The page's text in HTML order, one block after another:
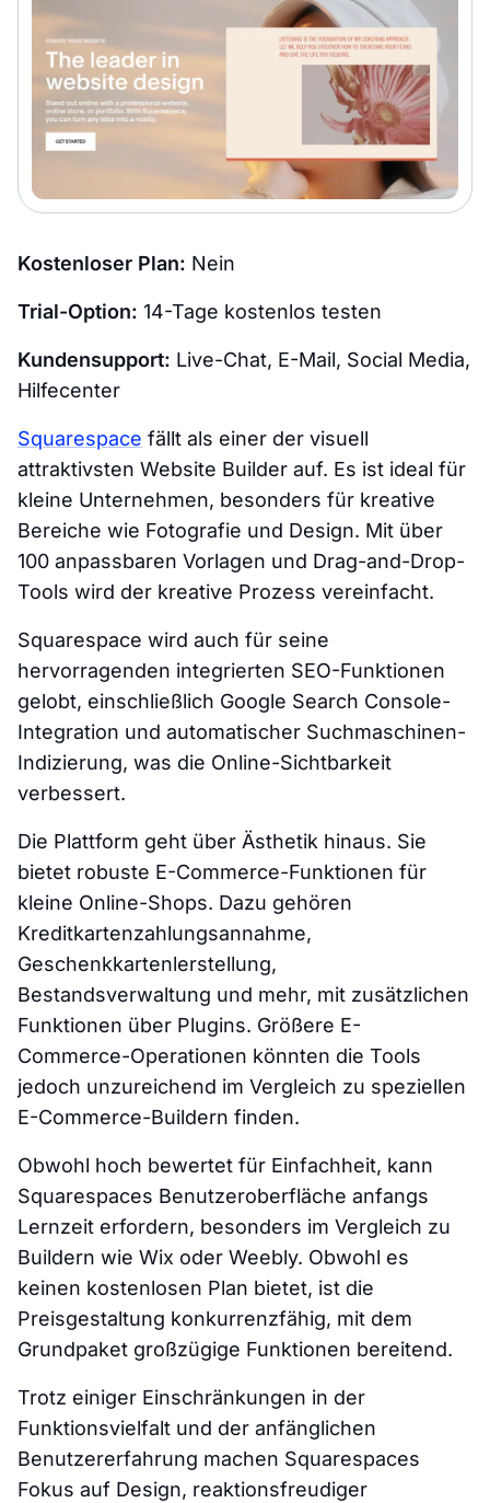
Kostenloser Plan: Nein
Trial-Option: 14-Tage kostenlos testen
Kundensupport: Live-Chat, E-Mail, Social Media,
Hilfecenter
Squarespace fällt als einer der visuell
attraktivsten Website Builder auf. Es ist ideal für
kleine Unternehmen, besonders für kreative
Bereiche wie Fotografie und Design. Mit über
100 anpassbaren Vorlagen und Drag-and-Drop-
Tools wird der kreative Prozess vereinfacht.
Squarespace wird auch für seine
hervorragenden integrierten SEO-Funktionen
gelobt, einschließlich Google Search Console-
Integration und automatischer Suchmaschinen-
Indizierung, was die Online-Sichtbarkeit
verbessert.
Die Plattform geht über Ästhetik hinaus. Sie
bietet robuste E-Commerce-Funktionen für
kleine Online-Shops. Dazu gehören
Kreditkartenzahlungsannahme,
Geschenkkartenlerstellung,
Bestandsverwaltung und mehr, mit zusätzlichen
Funktionen über Plugins. Größere E-
Commerce-Operationen könnten die Tools
jedoch unzureichend im Vergleich zu speziellen
E-Commerce-Buildern finden.
Obwohl hoch bewertet für Einfachheit, kann
Squarespaces Benutzeroberfläche anfangs
Lernzeit erfordern, besonders im Vergleich zu
Buildern wie Wix oder Weebly. Obwohl es
keinen kostenlosen Plan bietet, ist die
Preisgestaltung konkurrenzfähig, mit dem
Grundpaket großzügige Funktionen bereitend.
Trotz einiger Einschränkungen in der
Funktionsvielfalt und der anfänglichen
Benutzererfahrung machen Squarespaces
Fokus auf Design, reaktionsfreudiger